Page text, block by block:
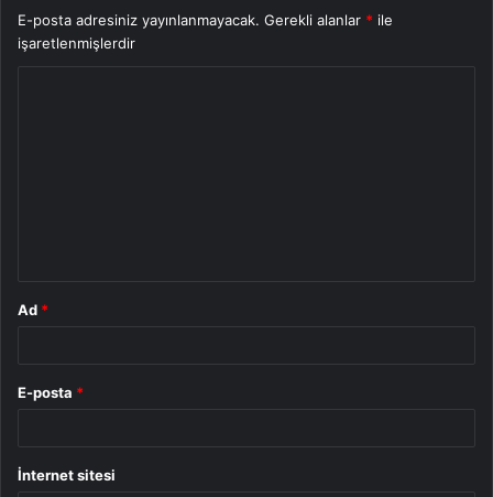
E-posta adresiniz yayınlanmayacak. Gerekli alanlar * ile
işaretlenmişlerdir
Ad *
E-posta *
İnternet sitesi